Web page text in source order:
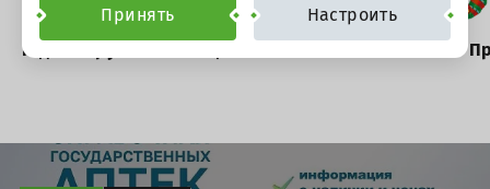
Год белорусской женщины Сайт
Принять Настроить